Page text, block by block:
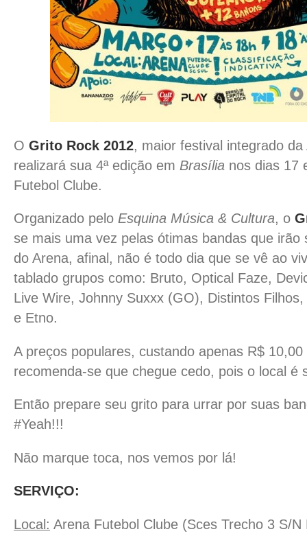
O Grito Rock 2012, maior festival integrado
realizará sua 4ª edição em Brasília nos dias 17
Futebol Clube.
Organizado pelo Esquina Música & Cultura, o
se mais uma vez pelas ótimas bandas que irão
do Arena, afinal, não é todo dia que se vê ao
tablado grupos como: Bruto, Optical Faze,
Live Wire, Johnny Suxxx (GO), Distintos
e Etno.
A preços populares, custando apenas R$
recomenda-se que chegue cedo, pois o local é
Então prepare seu grito para urrar por suas
#Yeah!!!
Não marque toca, nos vemos por lá!
SERVIÇO:
Local: Arena Futebol Clube (Sces Trecho 3 S/N